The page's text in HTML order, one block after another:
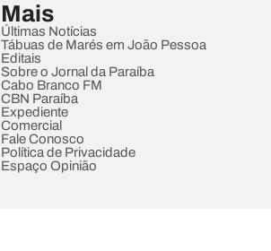
Mais
Últimas Notícias
Tábuas de Marés em João Pessoa
Editais
Sobre o Jornal da Paraíba
Cabo Branco FM
CBN Paraíba
Expediente
Comercial
Fale Conosco
Política de Privacidade
Espaço Opinião